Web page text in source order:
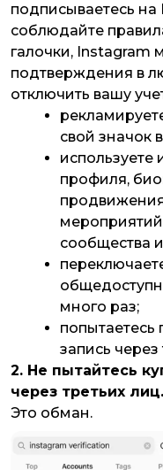
подписываетесь на
соблюдайте
галочки, Instagram
подтверждения в
отключить вашу
свой значок
используете
профиля,
продвижения
сообщества
много раз;
попытаетесь
запись через
2. Не пытайтесь
через третьих лиц.
Это обман.